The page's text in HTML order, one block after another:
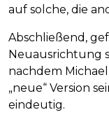
auf solche, die
Abschließend,
Neuausrichtung
nachdem
„neue“ Version
eindeutig.